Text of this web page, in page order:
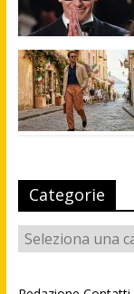
Categorie
Categorie